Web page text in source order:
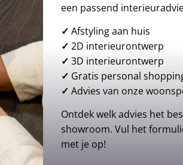
een passend
✓ Afstyling aan huis
✓ 2D interieurontwerp
✓ 3D interieurontwerp
✓ Gratis personal
✓ Advies van onze
Ontdek welk advies het
showroom. Vul het
met je op!